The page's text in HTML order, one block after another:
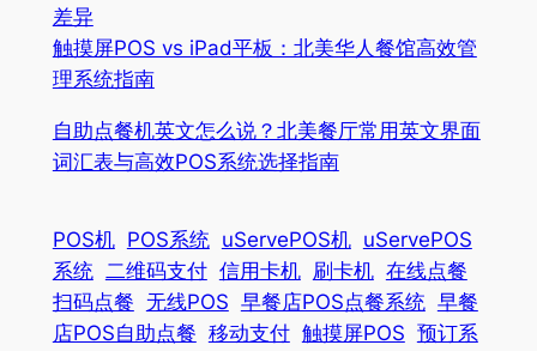
差异
触摸屏POS vs iPad平板：北美华人餐馆高效管
理系统指南
自助点餐机英文怎么说？北美餐厅常用英文界面
词汇表与高效POS系统选择指南
POS机 POS系统 uServePOS机 uServePOS
系统 二维码支付 信用卡机 刷卡机 在线点餐
扫码点餐 无线POS 早餐店POS点餐系统 早餐
店POS自助点餐 移动支付 触摸屏POS 预订系